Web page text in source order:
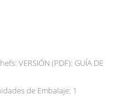
VERSIÓN (PDF): GUÍA DE
de Embalaje: 1